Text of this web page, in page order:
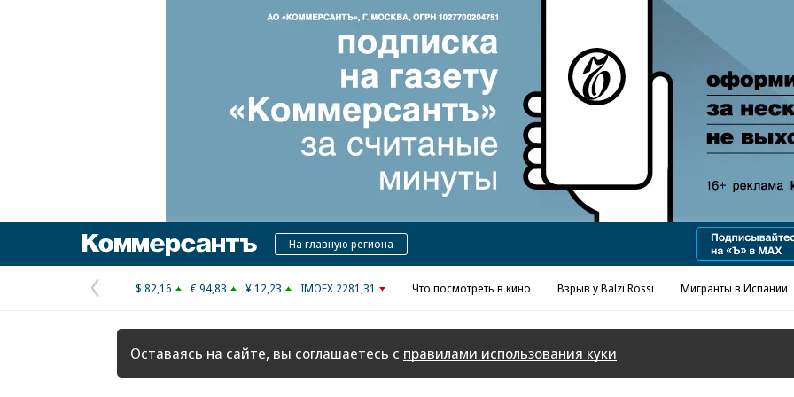
КоммерсантъНа главную региона
Предыдущая
страница
$ 82,16 € 94,83 ¥ 12,23 IMOEX 2281,31 Что посмотреть в кино Взрыв у Balzi Rossi Мигранты в Испании
Оставаясь на сайте, вы соглашаетесь с правилами использования куки